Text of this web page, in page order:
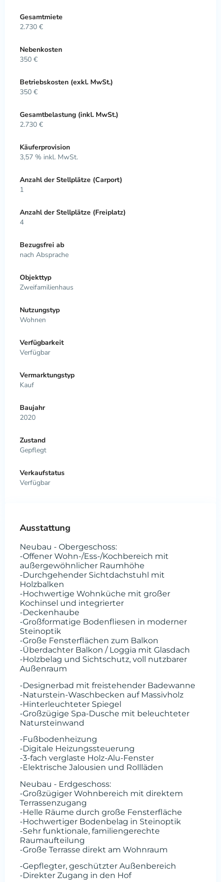
Gesamtmiete
2.730 €
Nebenkosten
350 €
Betriebskosten (exkl. MwSt.)
350 €
Gesamtbelastung (inkl. MwSt.)
2.730 €
Käuferprovision
3,57 % inkl. MwSt.
Anzahl der Stellplätze (Carport)
1
Anzahl der Stellplätze (Freiplatz)
4
Bezugsfrei ab
nach Absprache
Objekttyp
Zweifamilienhaus
Nutzungstyp
Wohnen
Verfügbarkeit
Verfügbar
Vermarktungstyp
Kauf
Baujahr
2020
Zustand
Gepflegt
Verkaufstatus
Verfügbar
Ausstattung
Neubau - Obergeschoss:
-Offener Wohn-/Ess-/Kochbereich mit
außergewöhnlicher Raumhöhe
-Durchgehender Sichtdachstuhl mit
Holzbalken
-Hochwertige Wohnküche mit großer
Kochinsel und integrierter
-Deckenhaube
-Großformatige Bodenfliesen in moderner
Steinoptik
-Große Fensterflächen zum Balkon
-Überdachter Balkon / Loggia mit Glasdach
-Holzbelag und Sichtschutz, voll nutzbarer
Außenraum
-Designerbad mit freistehender Badewanne
-Naturstein-Waschbecken auf Massivholz
-Hinterleuchteter Spiegel
-Großzügige Spa-Dusche mit beleuchteter
Natursteinwand
-Fußbodenheizung
-Digitale Heizungssteuerung
-3-fach verglaste Holz-Alu-Fenster
-Elektrische Jalousien und Rollläden
Neubau - Erdgeschoss:
-Großzügiger Wohnbereich mit direktem
Terrassenzugang
-Helle Räume durch große Fensterfläche
-Hochwertiger Bodenbelag in Steinoptik
-Sehr funktionale, familiengerechte
Raumaufteilung
-Große Terrasse direkt am Wohnraum
-Gepflegter, geschützter Außenbereich
-Direkter Zugang in den Hof